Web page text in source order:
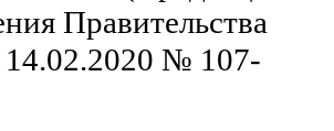
Правительства
№ 107-